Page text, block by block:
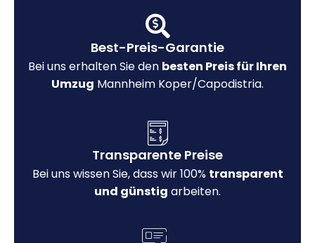
Best-Preis-Garantie
Bei uns erhalten Sie den besten Preis für Ihren
Umzug Mannheim Koper/Capodistria.
Transparente Preise
Bei uns wissen Sie, dass wir 100% transparent
und günstig arbeiten.